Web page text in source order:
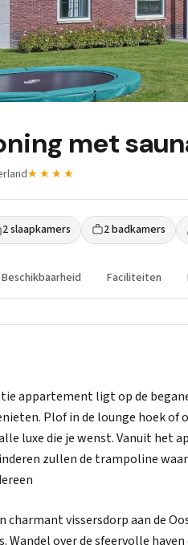
met
★★★★
2 slaapkamers 2 badkamers
Beschikbaarheid Faciliteiten
appartement ligt op de
Plof in de lounge hoek of
luxe die je wenst. Vanuit het
zullen de trampoline
charmant vissersdorp aan de
Wandel over de sfeervolle